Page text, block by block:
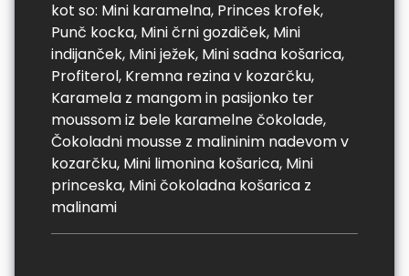
kot so: Mini karamelna, Princes krofek,
Punč kocka, Mini črni gozdiček, Mini
indijanček, Mini ježek, Mini sadna košarica,
Profiterol, Kremna rezina v kozarčku,
Karamela z mangom in pasijonko ter
moussom iz bele karamelne čokolade,
Čokoladni mousse z malininim nadevom v
kozarčku, Mini limonina košarica, Mini
princeska, Mini čokoladna košarica z
malinami